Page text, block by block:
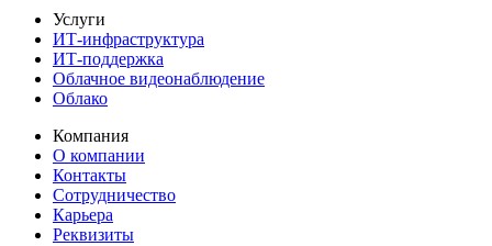
Услуги
ИТ-инфра­структура
ИТ-поддержка
Облачное видеонаблюдение
Облако
Компания
О компании
Контакты
Сотруд­ничество
Карьера
Реквизиты